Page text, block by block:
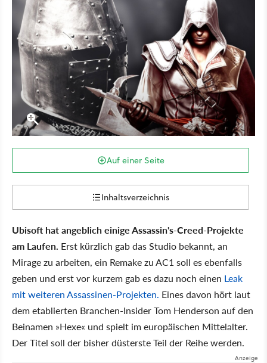
Auf einer Seite
Inhaltsverzeichnis
Ubisoft hat angeblich einige Assassin's-Creed-Projekte
am Laufen. Erst kürzlich gab das Studio bekannt, an
Mirage zu arbeiten, ein Remake zu AC1 soll es ebenfalls
geben und erst vor kurzem gab es dazu noch einen Leak
mit weiteren Assassinen-Projekten. Eines davon hört laut
dem etablierten Branchen-Insider Tom Henderson auf den
Beinamen Hexe und spielt im europäischen Mittelalter.
Der Titel soll der bisher düsterste Teil der Reihe werden.